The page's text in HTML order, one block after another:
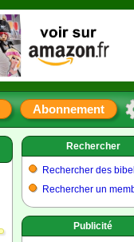
Abonnement
Rechercher
Rechercher des
Rechercher un
Publicité